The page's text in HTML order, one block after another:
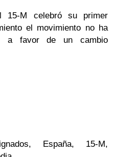
M celebró su primer
el movimiento no ha
a favor de un cambio
España, 15-M,